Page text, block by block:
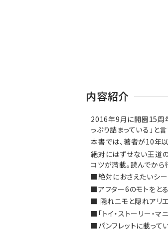
内容紹介
2016年9月に開園15周
っぷり詰まっている」と言
本書では、著者が10年
絶対にはずせない王道
コツが満載。読んでから
■絶対におさえたいシー
■アフター6のモトをと
■ 隠れニモと隠れアリ
■「トイ・ストーリー・
■パンフレットに載って